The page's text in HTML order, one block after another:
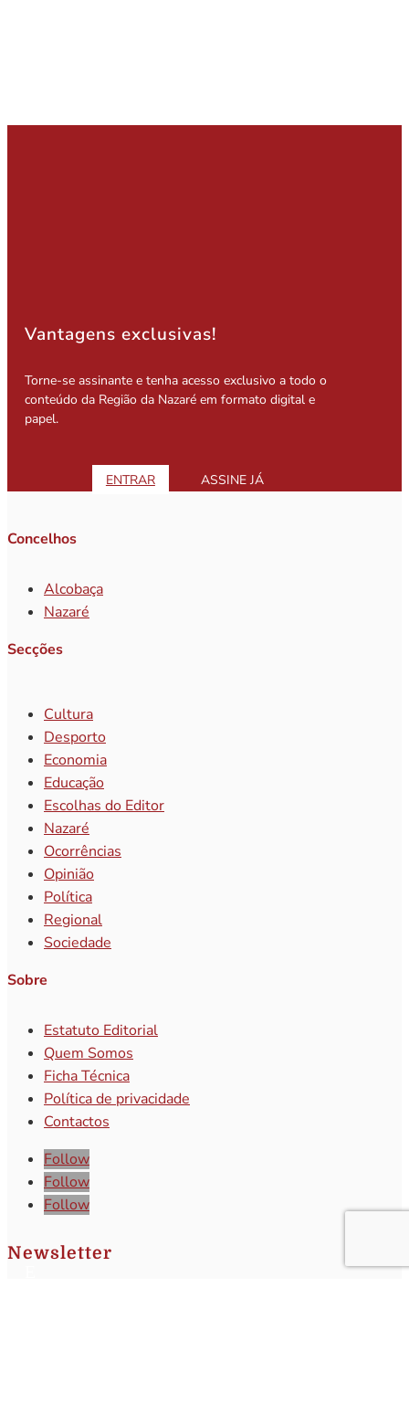
Vantagens exclusivas!
Torne-se assinante e tenha acesso exclusivo a todo o
conteúdo da Região da Nazaré em formato digital e
papel.
ENTRAR ASSINE JÁ
Concelhos
Alcobaça
Nazaré
Secções
Cultura
Desporto
Economia
Educação
Escolhas do Editor
Nazaré
Ocorrências
Opinião
Política
Regional
Sociedade
Sobre
Estatuto Editorial
Quem Somos
Ficha Técnica
Política de privacidade
Contactos
Follow
Follow
Follow
Newsletter